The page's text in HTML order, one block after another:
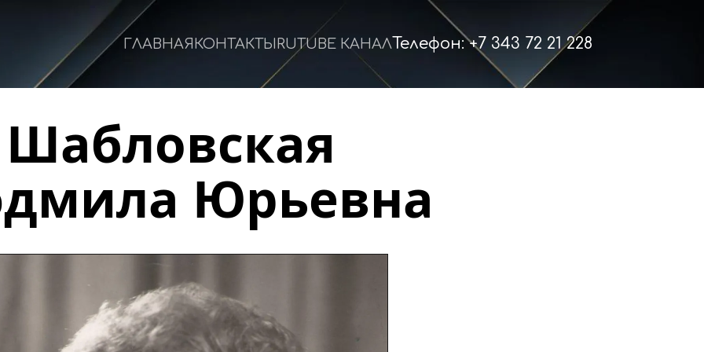
ГЛАВНАЯ КОНТАКТЫ RUTUBE КАНАЛТелефон: +7 343 72 21 228
Шабловская
Юрьевна